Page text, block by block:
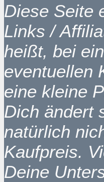
Diese Seite
Links /
heißt, bei
eventuellen
eine kleine
Dich ändert
natürlich
Kaufpreis.
Deine